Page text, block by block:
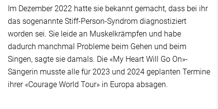
Im Dezember 2022 hatte sie bekannt gemacht, dass bei ihr
das sogenannte Stiff-Person-Syndrom diagnostiziert
worden sei. Sie leide an Muskelkrämpfen und habe
dadurch manchmal Probleme beim Gehen und beim
Singen, sagte sie damals. Die «My Heart Will Go On»-
Sängerin musste alle für 2023 und 2024 geplanten Termine
ihrer «Courage World Tour» in Europa absagen.